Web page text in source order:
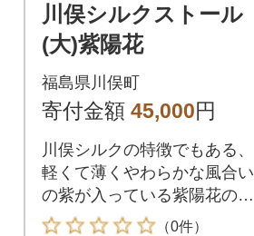
川俣シルクストール
(大)紫陽花
福島県川俣町
寄付金額 45,000円
川俣シルクの特徴でもある、
軽くて薄くやわらかな風合い
の紫が入っている紫陽花のイ
メージのストールです。
（0件）